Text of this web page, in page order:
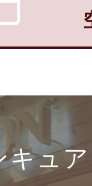
キュア